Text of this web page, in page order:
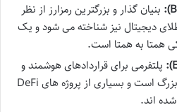
بنیان گذار و بزرگترین رمزارز از نظر
دیجیتال نیز شناخته می شود و یک
همتا به همتا است.
پلتفرمی برای قراردادهای هوشمند و
DApps که دومین رمزارز بزرگ است و بسیاری از پروژه های DeFi